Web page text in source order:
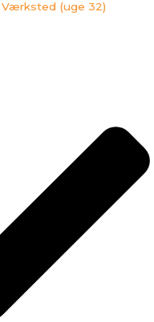
(uge 32)